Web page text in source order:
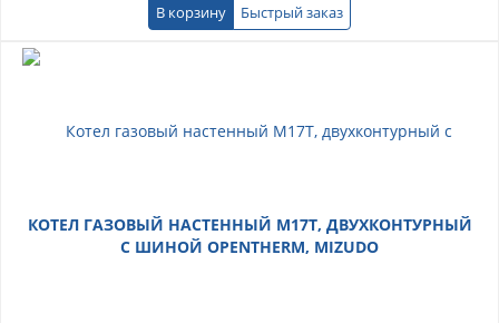
В корзину Быстрый заказ
КОТЕЛ ГАЗОВЫЙ НАСТЕННЫЙ M17T, ДВУХКОНТУРНЫЙ
С ШИНОЙ OPENTHERM, MIZUDO